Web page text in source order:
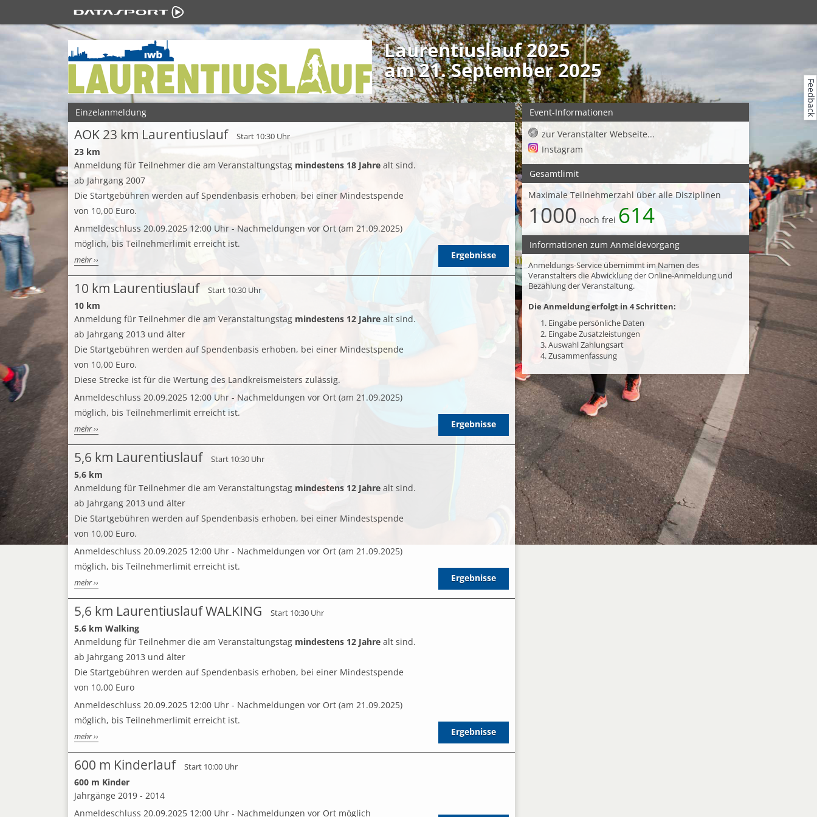
Laurentiuslauf 2025
am 21. September 2025
Einzelanmeldung
AOK 23 km Laurentiuslauf Start 10:30 Uhr
23 km
Anmeldung für Teilnehmer die am Veranstaltungstag mindestens 18 Jahre alt sind.
ab Jahrgang 2007
Die Startgebühren werden auf Spendenbasis erhoben, bei einer Mindestspende
von 10,00 Euro.
Anmeldeschluss 20.09.2025 12:00 Uhr - Nachmeldungen vor Ort (am 21.09.2025)
möglich, bis Teilnehmerlimit erreicht ist.
mehr ›› Ergebnisse
10 km Laurentiuslauf Start 10:30 Uhr
10 km
Anmeldung für Teilnehmer die am Veranstaltungstag mindestens 12 Jahre alt sind.
ab Jahrgang 2013 und älter
Die Startgebühren werden auf Spendenbasis erhoben, bei einer Mindestspende
von 10,00 Euro.
Diese Strecke ist für die Wertung des Landkreismeisters zulässig.
Anmeldeschluss 20.09.2025 12:00 Uhr - Nachmeldungen vor Ort (am 21.09.2025)
möglich, bis Teilnehmerlimit erreicht ist.
mehr ›› Ergebnisse
5,6 km Laurentiuslauf Start 10:30 Uhr
5,6 km
Anmeldung für Teilnehmer die am Veranstaltungstag mindestens 12 Jahre alt sind.
ab Jahrgang 2013 und älter
Die Startgebühren werden auf Spendenbasis erhoben, bei einer Mindestspende
von 10,00 Euro.
Anmeldeschluss 20.09.2025 12:00 Uhr - Nachmeldungen vor Ort (am 21.09.2025)
möglich, bis Teilnehmerlimit erreicht ist.
mehr ›› Ergebnisse
5,6 km Laurentiuslauf WALKING Start 10:30 Uhr
5,6 km Walking
Anmeldung für Teilnehmer die am Veranstaltungstag mindestens 12 Jahre alt sind.
ab Jahrgang 2013 und älter
Die Startgebühren werden auf Spendenbasis erhoben, bei einer Mindestspende
von 10,00 Euro
Anmeldeschluss 20.09.2025 12:00 Uhr - Nachmeldungen vor Ort (am 21.09.2025)
möglich, bis Teilnehmerlimit erreicht ist.
mehr ›› Ergebnisse
600 m Kinderlauf Start 10:00 Uhr
600 m Kinder
Jahrgänge 2019 - 2014
Anmeldeschluss 20.09.2025 12:00 Uhr - Nachmeldungen vor Ort möglich
Event-Informationen
zur Veranstalter Webseite...
Instagram
Gesamtlimit
Maximale Teilnehmerzahl über alle Disziplinen
1000 noch frei 614
Informationen zum Anmeldevorgang
Anmeldungs-Service übernimmt im Namen des
Veranstalters die Abwicklung der Online-Anmeldung und
Bezahlung der Veranstaltung.
Die Anmeldung erfolgt in 4 Schritten:
1. Eingabe persönliche Daten
2. Eingabe Zusatzleistungen
3. Auswahl Zahlungsart
4. Zusammenfassung
Feedback